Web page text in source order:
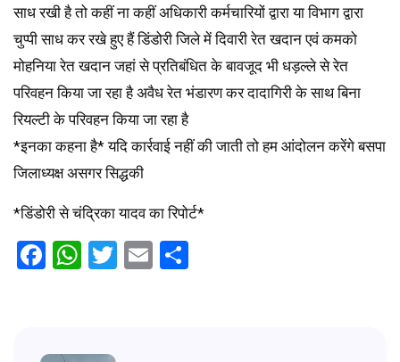
साध रखी है तो कहीं ना कहीं अधिकारी कर्मचारियों द्वारा या विभाग द्वारा
चुप्पी साध कर रखे हुए हैं डिंडोरी जिले में दिवारी रेत खदान एवं कमको
मोहनिया रेत खदान जहां से प्रतिबंधित के बावजूद भी धड़ल्ले से रेत
परिवहन किया जा रहा है अवैध रेत भंडारण कर दादागिरी के साथ बिना
रियल्टी के परिवहन किया जा रहा है
*इनका कहना है* यदि कार्रवाई नहीं की जाती तो हम आंदोलन करेंगे बसपा
जिलाध्यक्ष असगर सिद्धकी
*डिंडोरी से चंद्रिका यादव का रिपोर्ट*
Facebook
WhatsApp
Twitter
Email